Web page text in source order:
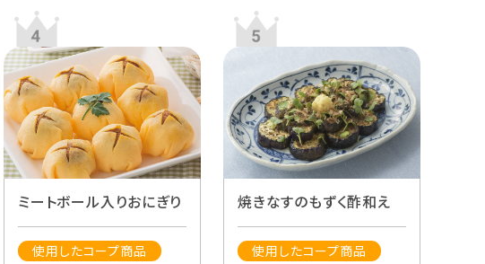
ミートボール入りおにぎり
使用したコープ商品
焼きなすのもずく酢和え
使用したコープ商品